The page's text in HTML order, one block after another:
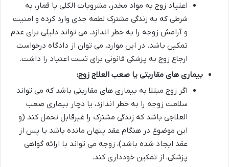
اعتیاد زوج به مواد مخدر، مشروبات الکلی یا قمار، به
شرطی که به زندگی مشترک لطمه جدی وارد کرده و امنیت
و آرامش زوجه را به خطر اندازد، می تواند دلیلی برای عدم
تمکین باشد. در این موارد، می توان از دادگاه درخواست
ارجاع زوج به پزشکی قانونی برای تست اعتیاد را داشت.
بیماری های مقاربتی یا صعب العلاج زوج:
اگر زوج مبتلا به بیماری های مقاربتی باشد که می تواند
سلامت زوجه را به خطر اندازد، یا دچار بیماری صعب
العلاجی باشد که زندگی مشترک را غیرقابل تحمل کند (و
این موضوع در هنگام عقد پنهان مانده باشد یا پس از
عقد ایجاد شده باشد)، زوجه می تواند با ارائه گواهی
پزشکی، از تمکین خودداری کند.